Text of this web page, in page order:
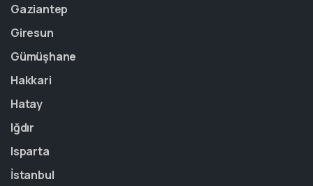
Gaziantep
Giresun
Gümüşhane
Hakkari
Hatay
Iğdır
Isparta
İstanbul